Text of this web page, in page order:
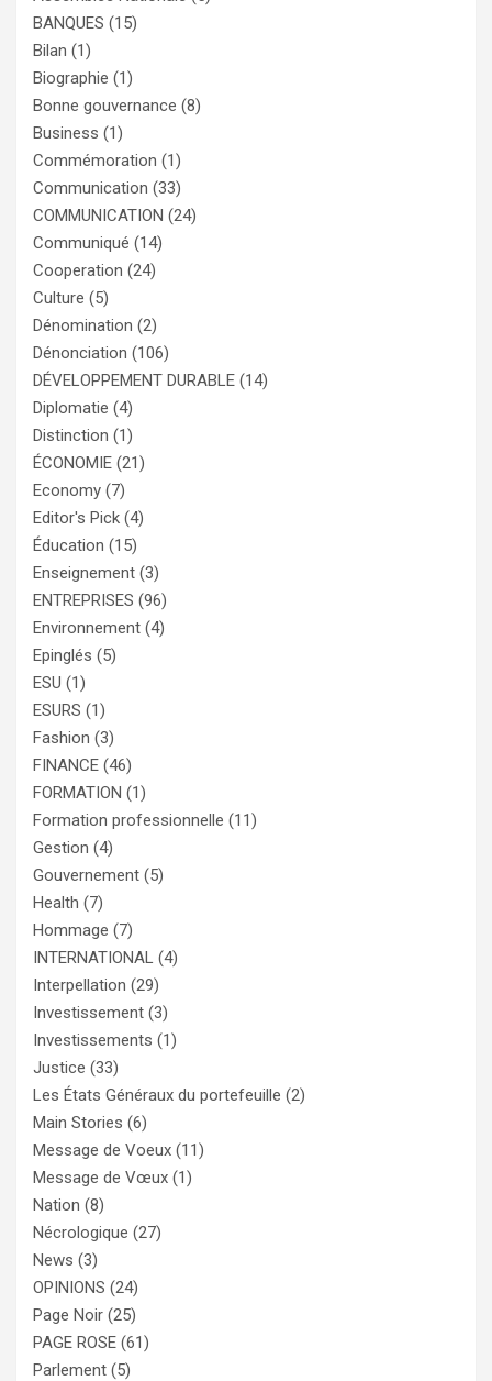
BANQUES (15)
Bilan (1)
Biographie (1)
Bonne gouvernance (8)
Business (1)
Commémoration (1)
Communication (33)
COMMUNICATION (24)
Communiqué (14)
Cooperation (24)
Culture (5)
Dénomination (2)
Dénonciation (106)
DÉVELOPPEMENT DURABLE (14)
Diplomatie (4)
Distinction (1)
ÉCONOMIE (21)
Economy (7)
Editor's Pick (4)
Éducation (15)
Enseignement (3)
ENTREPRISES (96)
Environnement (4)
Epinglés (5)
ESU (1)
ESURS (1)
Fashion (3)
FINANCE (46)
FORMATION (1)
Formation professionnelle (11)
Gestion (4)
Gouvernement (5)
Health (7)
Hommage (7)
INTERNATIONAL (4)
Interpellation (29)
Investissement (3)
Investissements (1)
Justice (33)
Les États Généraux du portefeuille (2)
Main Stories (6)
Message de Voeux (11)
Message de Vœux (1)
Nation (8)
Nécrologique (27)
News (3)
OPINIONS (24)
Page Noir (25)
PAGE ROSE (61)
Parlement (5)